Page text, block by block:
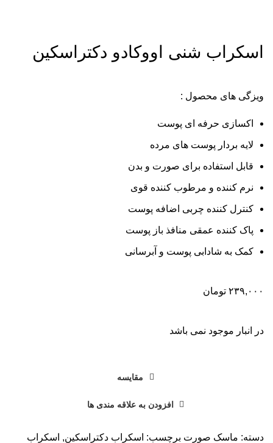
اسکراب شنی اووکادو دکتراسکین
ویزگی های محصول :
اکسازی حرفه ای پوست
لایه بردار پوست های مرده
قابل استفاده برای صورت و بدن
نرم کننده و مرطوب کننده قوی
کنترل کننده چربی اضافه پوست
پاک کننده عمقی منافذ باز پوست
کمک به شادابی پوست و آبرسانی
۲۳۹,۰۰۰ تومان
در انبار موجود نمی باشد
مقایسه
افزودن به علاقه مندی ها
دسته: ماسک صورت برچسب: اسکراب دکتراسکین, اسکراب